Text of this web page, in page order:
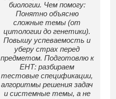
биологии. Чем помогу:
Понятно объясню
сложные темы (от
цитологии до генетики).
Повышу успеваемость и
уберу страх перед
предметом. Подготовлю к
ЕНТ: разбираем
тестовые спецификации,
алгоритмы решения задач
и системные темы, а не